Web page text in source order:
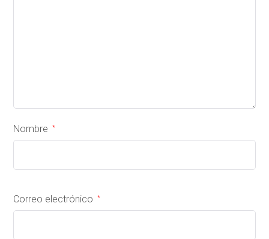
Nombre *
Correo electrónico *